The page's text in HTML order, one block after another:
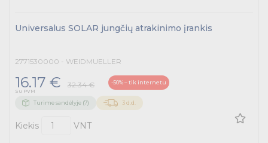
Universalus SOLAR jungčių atrakinimo įrankis
2771530000 - WEIDMUELLER
16.17 € 32.34 € -50% – tik internetu
Su PVM
Turime sandėlyje (7) 3 d.d.
Kiekis VNT